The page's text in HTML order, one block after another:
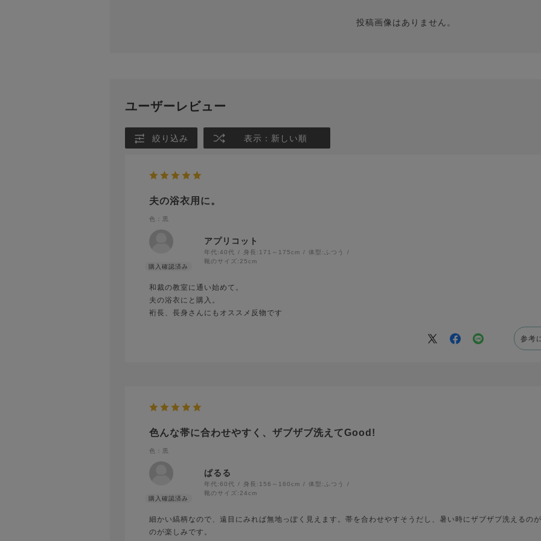
投稿画像はありません。
ユーザーレビュー
絞り込み 表示：新しい順
夫の浴衣用に。
色：黒
アプリコット
年代:40代 身長: 171～175cm 体型: ふつう
靴のサイズ: 25cm
和裁の教室に通い始めて。
夫の浴衣にと購入。
裄長、長身さんにもオススメ反物です
参考
色んな帯に合わせやすく、ザブザブ洗えてGood!
色：黒
ぱるる
年代:60代 身長: 156～160cm 体型: ふつう
靴のサイズ: 24cm
細かい縞柄なので、遠目にみれば無地っぽく見えます。帯を合わせやすそうだし、暑い時にザブザブ洗えるの
のが楽しみです。